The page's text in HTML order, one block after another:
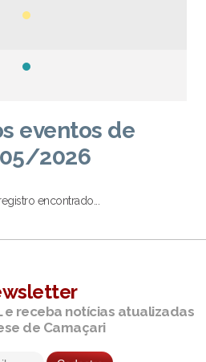
eventos de
2026
encontrado...
e receba notícias atualizadas
de Camaçari